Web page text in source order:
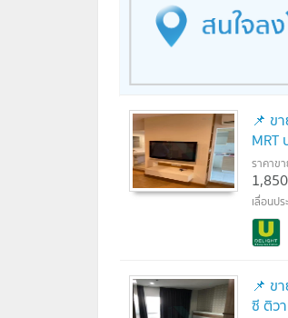
📌 ข
MRT
ราคาข
📌 ข
ซี ติว